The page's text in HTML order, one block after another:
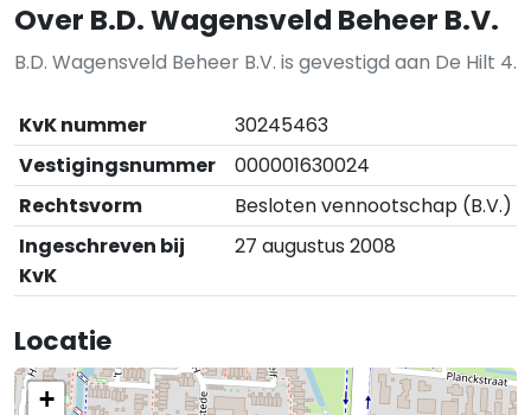
Over B.D. Wagensveld Beheer B.V.
B.D. Wagensveld Beheer B.V. is gevestigd aan De Hilt 4.
KvK nummer
30245463
Vestigingsnummer
000001630024
Rechtsvorm
Besloten vennootschap (B.V.)
Ingeschreven bij
KvK
27 augustus 2008
Locatie
+